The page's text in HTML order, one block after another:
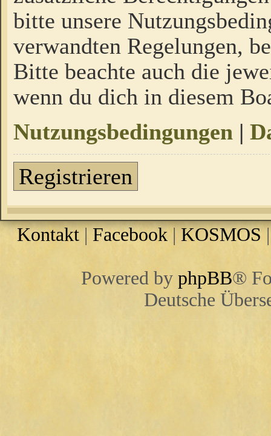
bitte unsere
verwandten Regelungen,
Bitte beachte auch die
wenn du dich in diesem
Nutzungsbedingungen |
Registrieren
Kontakt | Facebook |KOSMOS
Powered by phpBB®
Deutsche